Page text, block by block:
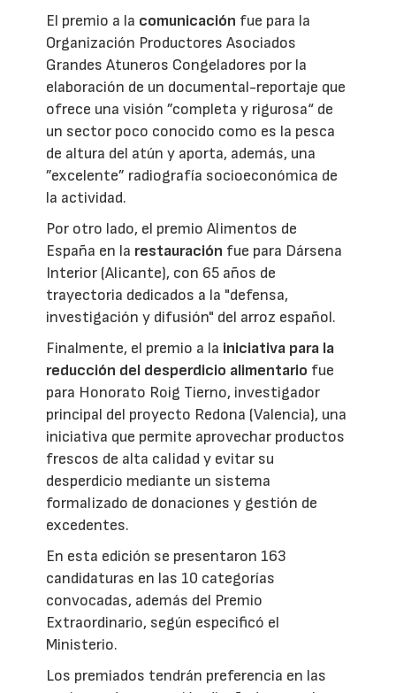
El premio a la comunicación fue para la
Organización Productores Asociados
Grandes Atuneros Congeladores por la
elaboración de un documental-reportaje que
ofrece una visión ”completa y rigurosa“ de
un sector poco conocido como es la pesca
de altura del atún y aporta, además, una
”excelente” radiografía socioeconómica de
la actividad.
Por otro lado, el premio Alimentos de
España en la restauración fue para Dársena
Interior (Alicante), con 65 años de
trayectoria dedicados a la "defensa,
investigación y difusión" del arroz español.
Finalmente, el premio a la iniciativa para la
reducción del desperdicio alimentario fue
para Honorato Roig Tierno, investigador
principal del proyecto Redona (Valencia), una
iniciativa que permite aprovechar productos
frescos de alta calidad y evitar su
desperdicio mediante un sistema
formalizado de donaciones y gestión de
excedentes.
En esta edición se presentaron 163
candidaturas en las 10 categorías
convocadas, además del Premio
Extraordinario, según especificó el
Ministerio.
Los premiados tendrán preferencia en las